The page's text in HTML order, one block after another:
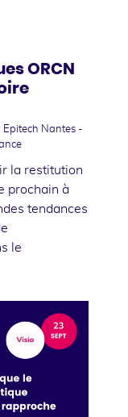
ORCN
Nantes -
la restitution
prochain à
tendances
le